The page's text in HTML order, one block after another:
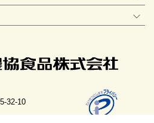
32-10